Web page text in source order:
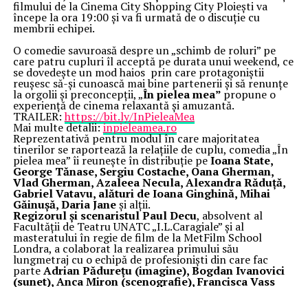
filmului de la Cinema City Shopping City Ploiești va
începe la ora 19:00 și va fi urmată de o discuție cu
membrii echipei.
O comedie savuroasă despre un „schimb de roluri” pe
care patru cupluri îl acceptă pe durata unui weekend, ce
se dovedește un mod haios prin care protagoniștii
reușesc să-și cunoască mai bine partenerii și să renunțe
la orgolii și preconcepții, „În pielea mea” propune o
experiență de cinema relaxantă și amuzantă.
TRAILER:https://bit.ly/InPieleaMea
Mai multe detalii:inpieleamea.ro
Reprezentativă pentru modul în care majoritatea
tinerilor se raportează la relațiile de cuplu, comedia „În
pielea mea” îi reunește în distribuție peIoana State,
George Tănase, Sergiu Costache, Oana Gherman,
Vlad Gherman, Azaleea Necula, Alexandra Răduță,
Gabriel Vatavu, alături de Ioana Ginghină, Mihai
Găinușă, Daria Janeși alții.
Regizorul și scenaristul Paul Decu, absolvent al
Facultății de Teatru UNATC „I.L.Caragiale” și al
masteratului în regie de film de la MetFilm School
Londra, a colaborat la realizarea primului său
lungmetraj cu o echipă de profesioniști din care fac
parteAdrian Pădurețu (imagine), Bogdan Ivanovici
(sunet), Anca Miron (scenografie), Francisca Vass